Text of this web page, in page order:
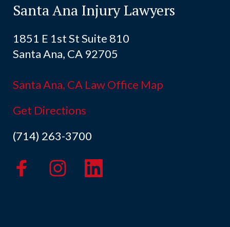
Santa Ana Injury Lawyers
1851 E 1st St Suite 810
Santa Ana, CA 92705
Santa Ana, CA Law Office Map
Get Directions
(714) 263-3700